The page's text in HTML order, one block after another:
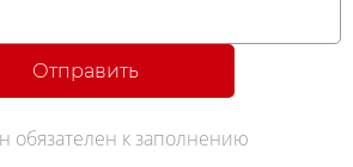
Отправить
обязателен к заполнению